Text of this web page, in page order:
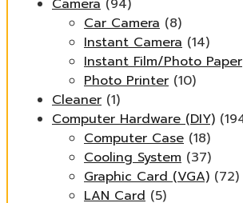
Camera (94)
Car Camera (8)
Instant Camera (14)
Instant Film/Photo Paper
Photo Printer (10)
Cleaner (1)
Computer Hardware (DIY)
Computer Case (18)
Cooling System (37)
Graphic Card (VGA) (72)
LAN Card (5)